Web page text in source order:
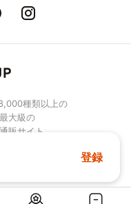
種類以上の
大級の
販サイト
登録